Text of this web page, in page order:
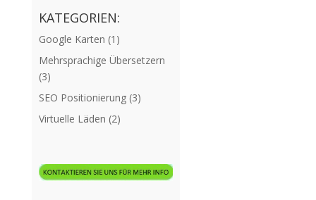
KATEGORIEN:
Google Karten (1)
Mehrsprachige Übersetzern
(3)
SEO Positionierung(3)
Virtuelle Läden (2)